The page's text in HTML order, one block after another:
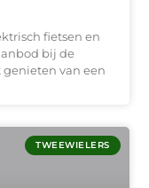
fietsen en
bij de
van een
TWEEWIELERS